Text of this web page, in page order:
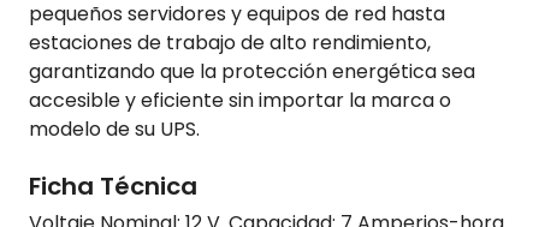
pequeños servidores y equipos de red hasta
estaciones de trabajo de alto rendimiento,
garantizando que la protección energética sea
accesible y eficiente sin importar la marca o
modelo de su UPS.
Ficha Técnica